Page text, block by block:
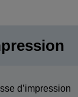
d’impression